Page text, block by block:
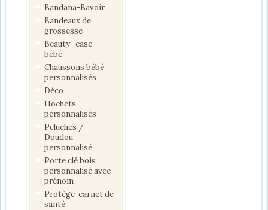
Bandana-Bavoir
Bandeaux de
grossesse
Beauty- case-
bébé-
Chaussons bébé
personnalisés
Déco
Hochets
personnalisés
Peluches /
Doudou
personnalisé
Porte clé bois
personnalisé avec
prénom
Protège-carnet de
santé